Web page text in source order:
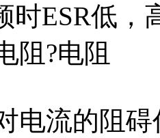
时ESR低
阻?电阻
电流的阻